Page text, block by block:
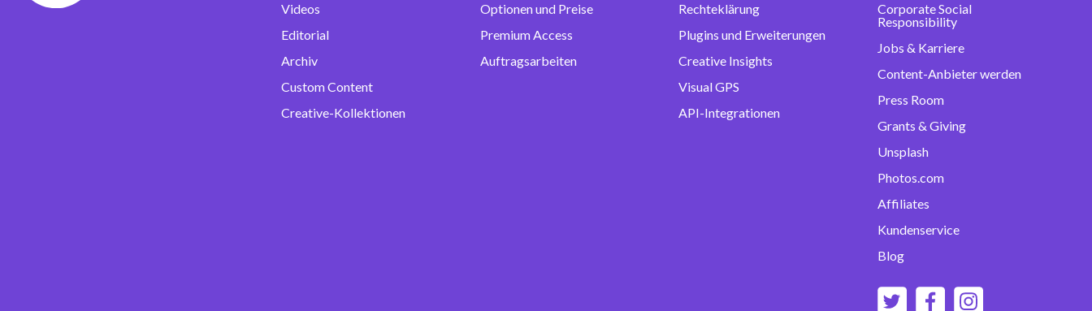
Videos
Editorial
Archiv
Custom Content
Creative-Kollektionen
Optionen und Preise
Premium Access
Auftragsarbeiten
Rechteklärung
Plugins und Erweiterungen
Creative Insights
Visual GPS
API-Integrationen
Corporate Social
Responsibility
Jobs & Karriere
Content-Anbieter werden
Press Room
Grants & Giving
Unsplash
Photos.com
Affiliates
Kundenservice
Blog